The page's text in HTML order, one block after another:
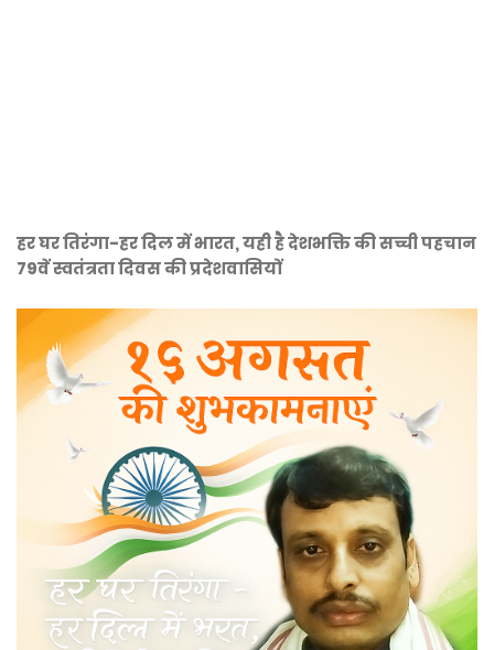
हर घर तिरंगा-हर दिल में भारत, यही है देशभक्ति की सच्ची पहचान
79वें स्वतंत्रता दिवस की प्रदेशवासियों